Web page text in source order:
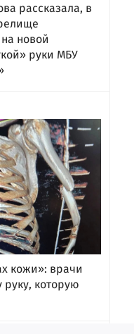
рассказала, в
новой
руки МБУ
кожи»: врачи
руку, которую